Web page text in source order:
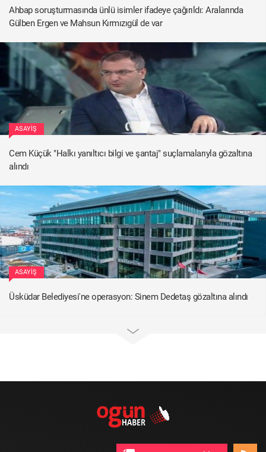
Ahbap soruşturmasında ünlü isimler ifadeye çağırıldı: Aralarında
Gülben Ergen ve Mahsun Kırmızıgül de var
ASAYIŞ
Cem Küçük "Halkı yanıltıcı bilgi ve şantaj" suçlamalarıyla gözaltına
alındı
ASAYIŞ
Üsküdar Belediyesi'ne operasyon: Sinem Dedetaş gözaltına alındı